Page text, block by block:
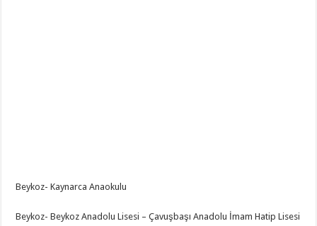
Beykoz- Kaynarca Anaokulu
Beykoz- Beykoz Anadolu Lisesi – Çavuşbaşı Anadolu İmam Hatip Lisesi